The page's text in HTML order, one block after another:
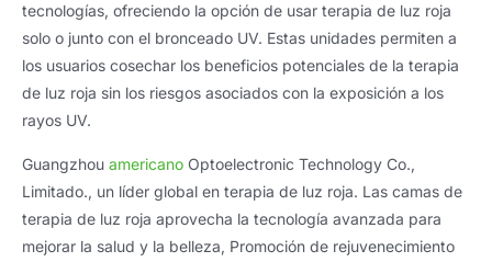
tecnologías, ofreciendo la opción de usar terapia de luz roja
solo o junto con el bronceado UV. Estas unidades permiten a
los usuarios cosechar los beneficios potenciales de la terapia
de luz roja sin los riesgos asociados con la exposición a los
rayos UV.
Guangzhou americano Optoelectronic Technology Co.,
Limitado., un líder global en terapia de luz roja. Las camas de
terapia de luz roja aprovecha la tecnología avanzada para
mejorar la salud y la belleza, Promoción de rejuvenecimiento